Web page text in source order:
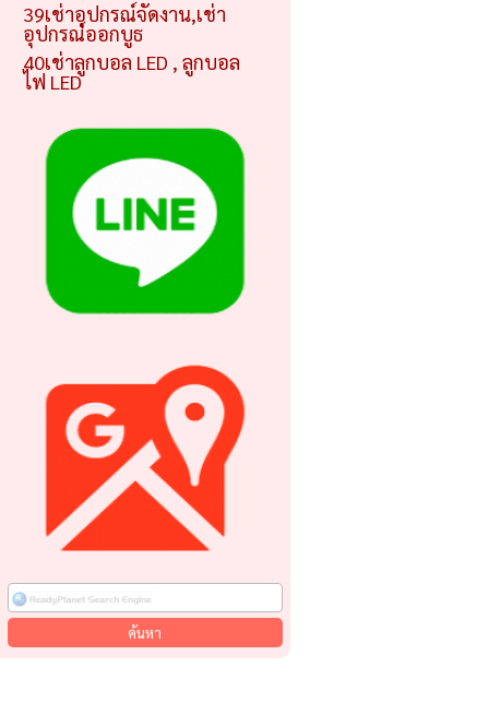
39เช่าอุปกรณ์จัดงาน,เช่า
อุปกรณ์ออกบูธ
40เช่าลูกบอล LED , ลูกบอล
ไฟ LED